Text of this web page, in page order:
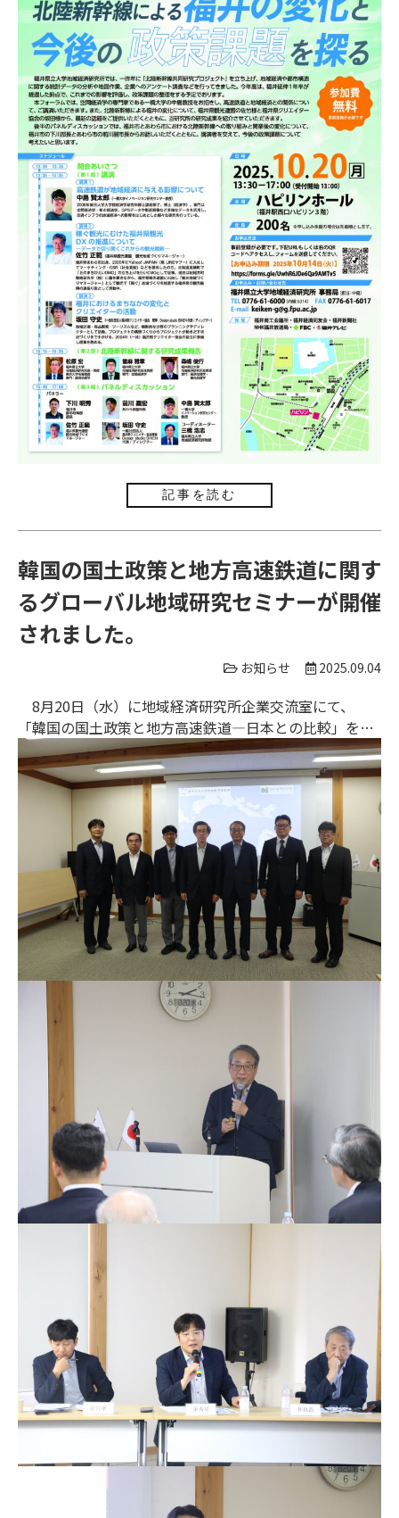
きます。また後半のパネルディスカッションでは、福井
市とあわら市における北陸新幹線への取組と開業後の変
化をお話いただきながら、講演者を交えて今後の政策課
題について考えたいと思います。多くの方の参加をお待
ちいたしております。
記事を読む
韓国の国土政策と地方高速鉄道に関す
るグローバル地域研究セミナーが開催
されました。
お知らせ 2025.09.04
8月20日（水）に地域経済研究所企業交流室にて、
「韓国の国土政策と地方高速鉄道―日本との比較」をテ
ーマに、今年度１回目のグローバル地域研究セミナーが
開催されました。昨年10月に当研究所が連携協定を締結
した韓国の大邱政策研究院から、パク・ヤンホ院長、チ
ェ・ヨンジュン企画室長、キム・スソン博士をお招き
し、長崎県立大学のチャ・サンリョン教授による通訳と
討論を通じて、日韓の国土政策と地方高速鉄道について
理解を深めることができました。ご参加いただいた皆様
に、感謝申し上げます。